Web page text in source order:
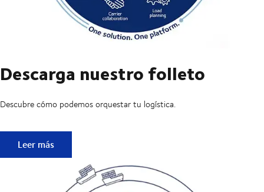
Descarga nuestro folleto
Descubre cómo podemos orquestar tu logística.
Descarga nuestro folleto
Leer más